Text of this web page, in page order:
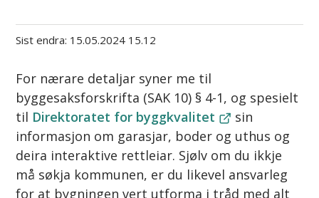
Sist endra 15.05.2024 15.12
For nærare detaljar syner me til
byggesaksforskrifta (SAK 10) § 4-1, og spesielt
til Direktoratet for byggkvalitet
sin
informasjon om garasjar, boder og uthus og
deira interaktive rettleiar. Sjølv om du ikkje
må søkja kommunen, er du likevel ansvarleg
for at bygningen vert utforma i tråd med alt